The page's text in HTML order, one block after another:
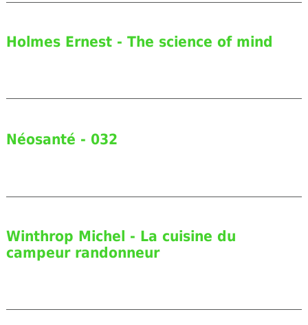
Holmes Ernest - The science of mind
Néosanté - 032
Winthrop Michel - La cuisine du
campeur randonneur